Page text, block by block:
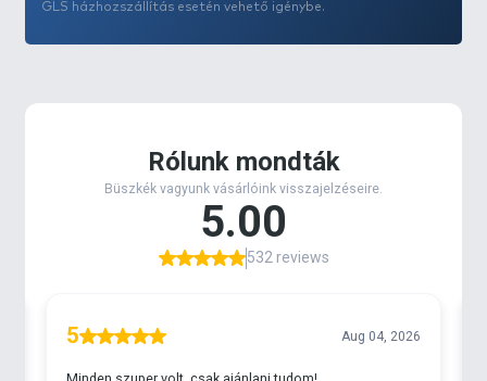
GLS házhozszállítás esetén vehető igénybe.